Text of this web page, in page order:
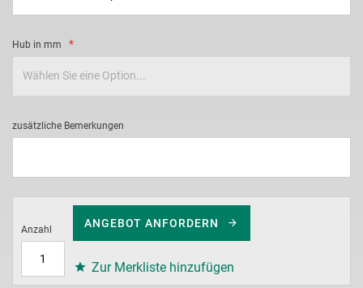
Hub in mm
zusätzliche Bemerkungen
Anzahl
ANGEBOT ANFORDERN
Zur Merkliste hinzufügen